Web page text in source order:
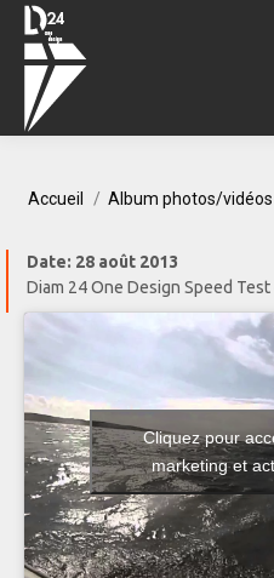
Accueil Album photos/vidéos
Date: 28 août 2013
Diam 24 One Design Speed
Cliquez pour
marketing et